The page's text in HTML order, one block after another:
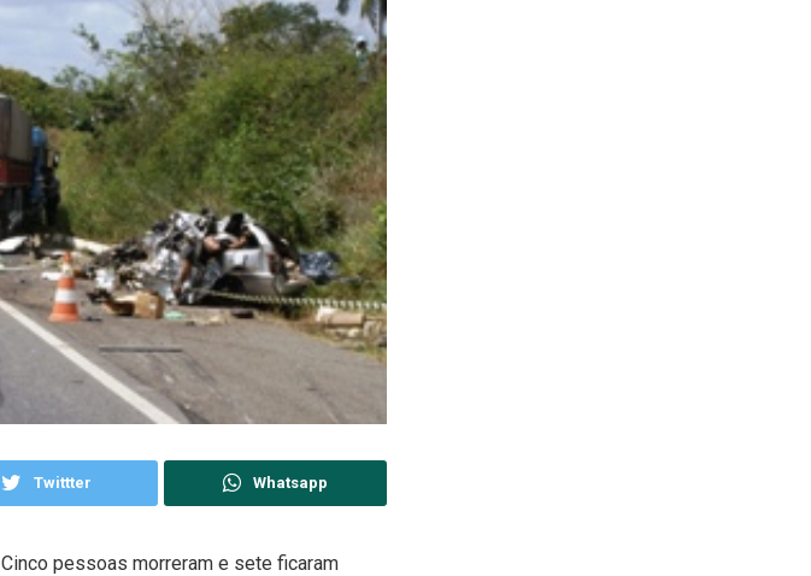
Twittter Whatsapp
Cinco pessoas morreram e sete ficaram